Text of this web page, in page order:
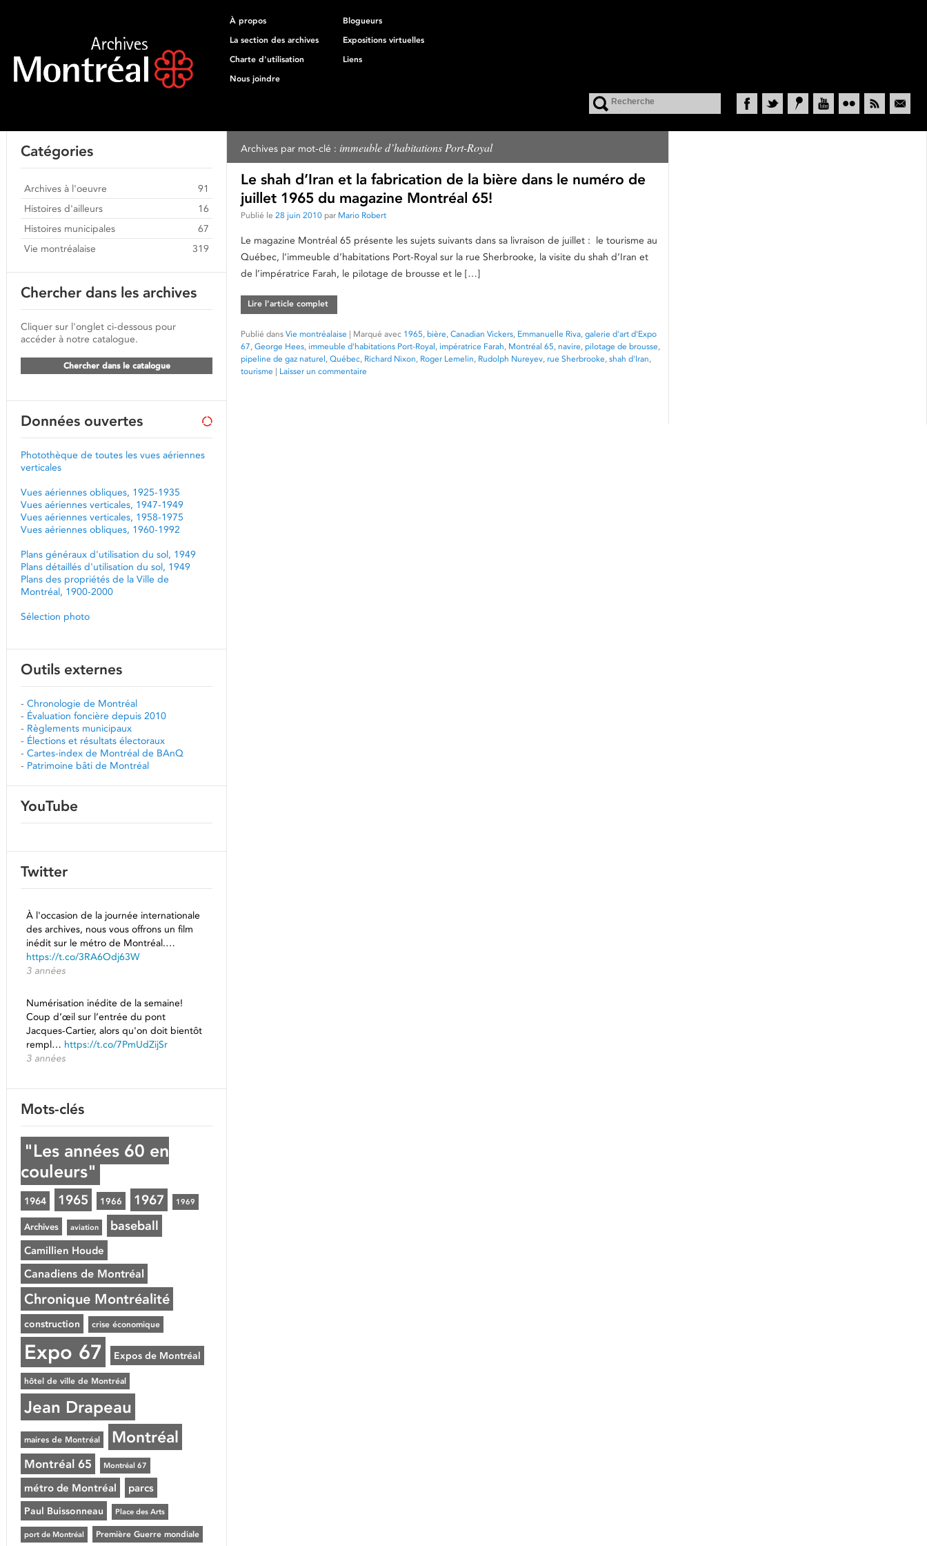
À propos
Blogueurs
La section des archives
Expositions virtuelles
Charte d'utilisation
Liens
Nous joindre
Archives par mot-clé : immeuble d’habitations Port-Royal
Le shah d’Iran et la fabrication de la bière dans le numéro de
juillet 1965 du magazine Montréal 65!
Publié le 28 juin 2010 par Mario Robert
Le magazine Montréal 65 présente les sujets suivants dans sa livraison de juillet : le tourisme au
Québec, l’immeuble d’habitations Port-Royal sur la rue Sherbrooke, la visite du shah d’Iran et
de l’impératrice Farah, le pilotage de brousse et le […]
Lire l’article complet
Publié dans Vie montréalaise | Marqué avec 1965, bière, Canadian Vickers, Emmanuelle Riva, galerie d'art d'Expo
67, George Hees, immeuble d'habitations Port-Royal, impératrice Farah, Montréal 65, navire, pilotage de brousse,
pipeline de gaz naturel, Québec, Richard Nixon, Roger Lemelin, Rudolph Nureyev, rue Sherbrooke, shah d'Iran,
tourisme | Laisser un commentaire
Catégories
Archives à l'oeuvre
91
Histoires d'ailleurs
16
Histoires municipales
67
Vie montréalaise
319
Chercher dans les archives
Cliquer sur l'onglet ci-dessous pour
accéder à notre catalogue.
Chercher dans le catalogue
Données ouvertes
Photothèque de toutes les vues aériennes
verticales
Vues aériennes obliques, 1925-1935
Vues aériennes verticales, 1947-1949
Vues aériennes verticales, 1958-1975
Vues aériennes obliques, 1960-1992
Plans généraux d'utilisation du sol, 1949
Plans détaillés d'utilisation du sol, 1949
Plans des propriétés de la Ville de
Montréal, 1900-2000
Sélection photo
Outils externes
- Chronologie de Montréal
- Évaluation foncière depuis 2010
- Règlements municipaux
- Élections et résultats électoraux
- Cartes-index de Montréal de BAnQ
- Patrimoine bâti de Montréal
YouTube
Twitter
À l'occasion de la journée internationale
des archives, nous vous offrons un film
inédit sur le métro de Montréal.…
https://t.co/3RA6Odj63W
3 années
Numérisation inédite de la semaine!
Coup d’œil sur l’entrée du pont
Jacques-Cartier, alors qu'on doit bientôt
rempl… https://t.co/7PmUdZijSr
3 années
Mots-clés
"Les années 60 en
couleurs"
1964 1965 1966 1967 1969
Archives aviation baseball
Camillien Houde
Canadiens de Montréal
Chronique Montréalité
construction crise économique
Expo 67 Expos de Montréal
hôtel de ville de Montréal
Jean Drapeau
maires de Montréal Montréal
Montréal 65 Montréal 67
métro de Montréal parcs
Paul Buissonneau Place des Arts
port de Montréal Première Guerre mondiale